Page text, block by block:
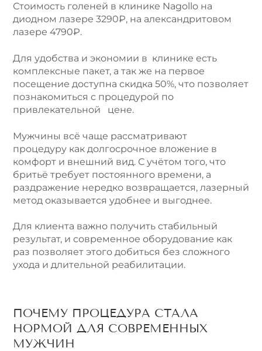
Стоимость голеней в клинике Nagollo на
диодном лазере 3290₽, на александритовом
лазере 4790₽.
Для удобства и экономии в клинике есть
комплексные пакет, а так же на первое
посещение доступна скидка 50%, что позволяет
познакомиться с процедурой по
привлекательной цене.
Мужчины всё чаще рассматривают
процедуру как долгосрочное вложение в
комфорт и внешний вид. С учётом того, что
бритьё требует постоянного времени, а
раздражение нередко возвращается, лазерный
метод оказывается удобнее и выгоднее.
Для клиента важно получить стабильный
результат, и современное оборудование как
раз позволяет этого добиться без сложного
ухода и длительной реабилитации.
ПОЧЕМУ ПРОЦЕДУРА СТАЛА
НОРМОЙ ДЛЯ СОВРЕМЕННЫХ
МУЖЧИН